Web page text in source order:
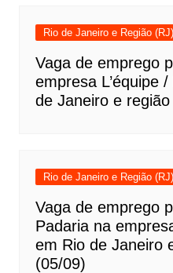
Rio de Janeiro e Região (RJ)
Vaga de emprego
empresa L’équipe
de Janeiro e
Rio de Janeiro e Região (RJ)
Vaga de emprego
Padaria na
em Rio de Janeiro
(05/09)